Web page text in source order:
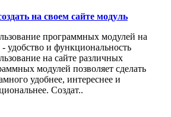
на своем сайте модуль
программных модулей на
- удобство и функциональность
на сайте различных
модулей позволяет сделать
удобнее, интереснее и
Создат..